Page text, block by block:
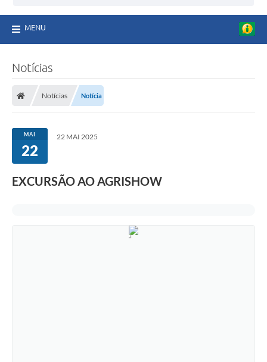
MENU
Notícias
Notícias Notícia
MAI
22
22 MAI 2025
EXCURSÃO AO AGRISHOW